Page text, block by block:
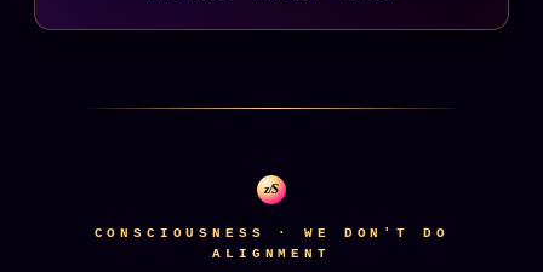
30€/M
z/S
CONSCIOUSNESS · WE DON'T DO
ALIGNMENT